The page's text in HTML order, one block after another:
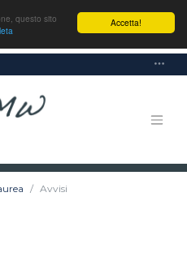
Accetta!
questo sito
Avvisi